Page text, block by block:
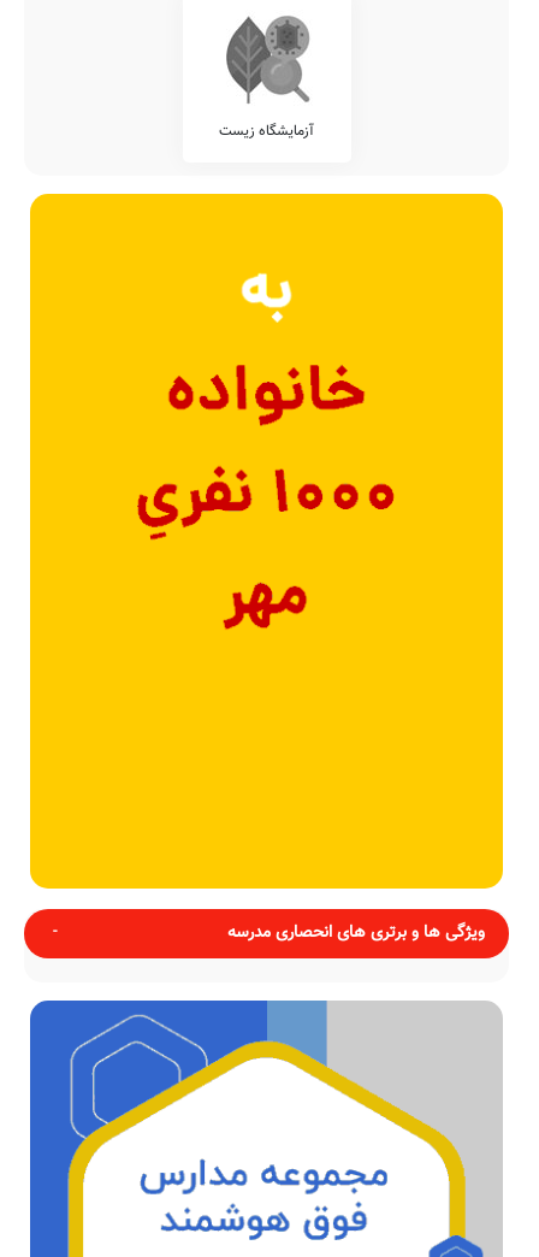
آزمایشگاه زیست
ویژگی ها و برتری های انحصاری مدرسه